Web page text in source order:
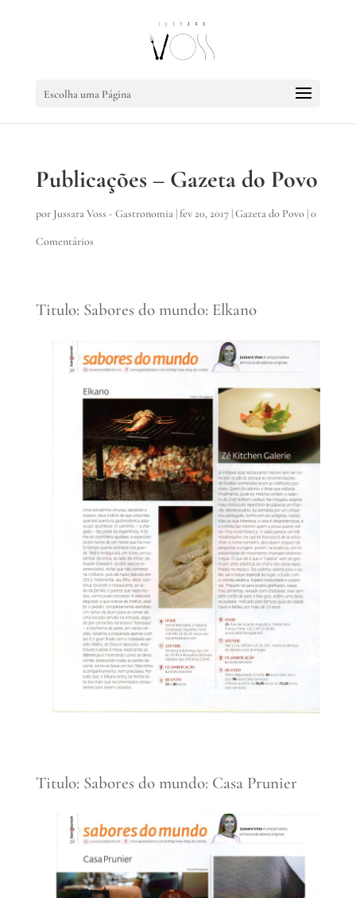
Escolha uma Página
Publicações – Gazeta do Povo
por Jussara Voss - Gastronomia|fev 20, 2017|Gazeta do Povo|0
Comentários
Titulo: Sabores do mundo: Elkano
Titulo: Sabores do mundo: Casa Prunier